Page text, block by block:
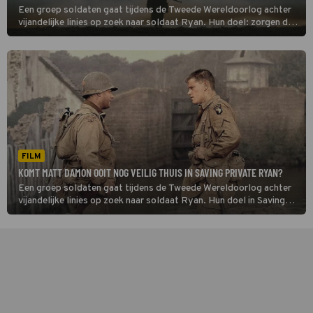
Een groep soldaten gaat tijdens de Tweede Wereldoorlog achter
vijandelijke linies op zoek naar soldaat Ryan. Hun doel: zorgen dat
hij veilig thuiskomt. Of dat lukt, zie je in Saving Private Ryan.
FILM
KOMT MATT DAMON OOIT NOG VEILIG THUIS IN SAVING PRIVATE RYAN?
Een groep soldaten gaat tijdens de Tweede Wereldoorlog achter
vijandelijke linies op zoek naar soldaat Ryan. Hun doel in Saving
Private Ryan: zorgen dat hij veilig thuiskomt.